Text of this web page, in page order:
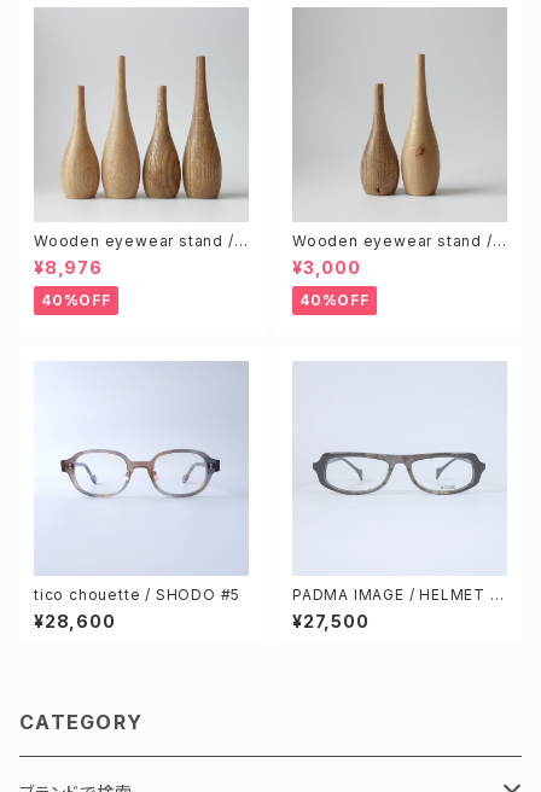
Wooden eyewear stand /
Natural & Brown (S & L 4pc
s)
¥8,976
40%OFF
Wooden eyewear stand /
Knotty (Random 2pcs)
¥3,000
40%OFF
tico chouette / SHODO #5
¥28,600
PADMA IMAGE / HELMET c
ol.37 urban
¥27,500
CATEGORY